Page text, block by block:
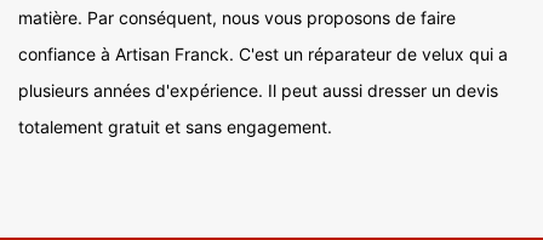
matière. Par conséquent, nous vous proposons de faire
confiance à Artisan Franck. C'est un réparateur de velux qui a
plusieurs années d'expérience. Il peut aussi dresser un devis
totalement gratuit et sans engagement.